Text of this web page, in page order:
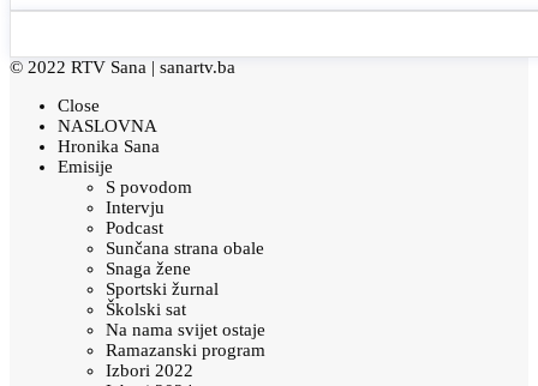
© 2022 RTV Sana | sanartv.ba
Close
NASLOVNA
Hronika Sana
Emisije
S povodom
Intervju
Podcast
Sunčana strana obale
Snaga žene
Sportski žurnal
Školski sat
Na nama svijet ostaje
Ramazanski program
Izbori 2022